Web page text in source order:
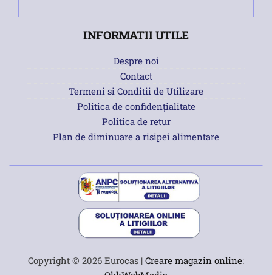
INFORMATII UTILE
Despre noi
Contact
Termeni si Conditii de Utilizare
Politica de confidențialitate
Politica de retur
Plan de diminuare a risipei alimentare
Copyright © 2026 Eurocas | Creare magazin online: